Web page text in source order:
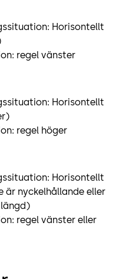
Horisontellt
regel vänster
Horisontellt
regel höger
Horisontellt
är nyckelhållande eller
regel vänster eller